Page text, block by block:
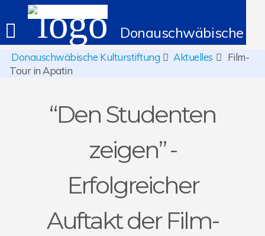
Donauschwäbische
Donauschwäbische Kulturstiftung Aktuelles
Film-
Tour in Apatin
“Den Studenten
zeigen” -
Erfolgreicher
Auftakt der Film-